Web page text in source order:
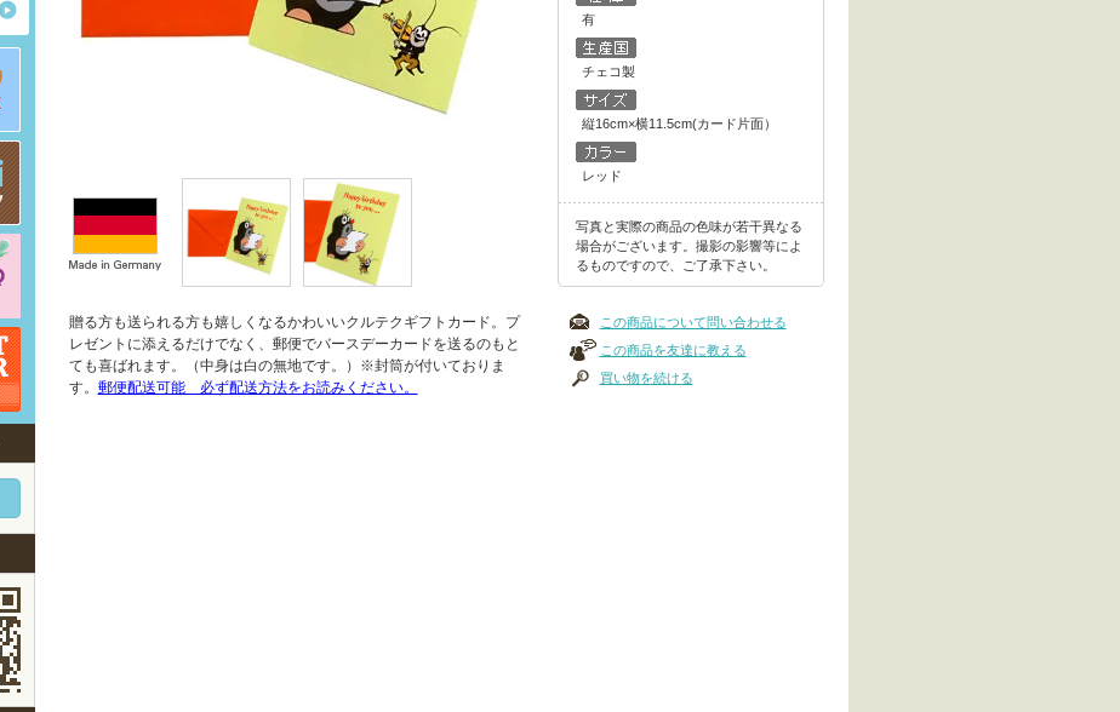
有
チェコ製
縦16cm×横11.5cm(カード片面）
レッド
写真と実際の商品の色味が若干異なる
場合がございます。撮影の影響等によ
るものですので、ご了承下さい。
贈る方も送られる方も嬉しくなるかわいいクルテクギフトカード。プ
レゼントに添えるだけでなく、郵便でバースデーカードを送るのもと
ても喜ばれます。（中身は白の無地です。）※封筒が付いておりま
す。 郵便配送可能 必ず配送方法をお読みください。
この商品について問い合わせる
この商品を友達に教える
買い物を続ける